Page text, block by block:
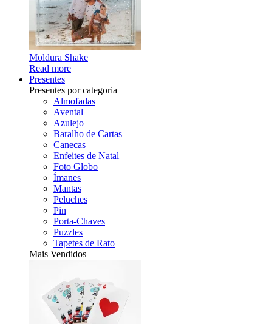
Moldura Shake
Read more
Presentes
Presentes por categoria
Almofadas
Avental
Azulejo
Baralho de Cartas
Canecas
Enfeites de Natal
Foto Globo
Ímanes
Mantas
Peluches
Pin
Porta-Chaves
Puzzles
Tapetes de Rato
Mais Vendidos